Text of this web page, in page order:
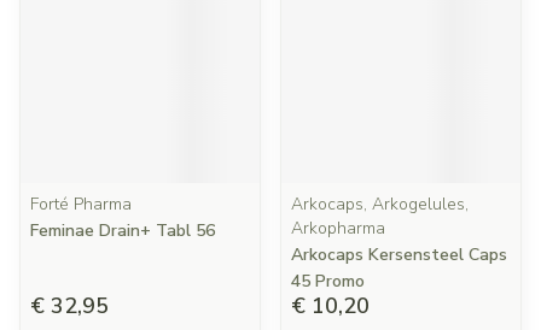
Forté Pharma
Feminae Drain+ Tabl 56
€ 32,95
Arkocaps, Arkogelules,
Arkopharma
Arkocaps Kersensteel Caps
45 Promo
€ 10,20